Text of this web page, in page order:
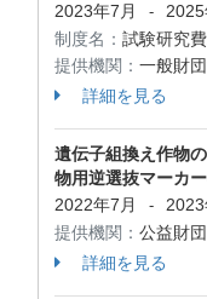
2023年7月
-
2025
制度名： 試験研究
提供機関： 一般財
詳細を見る
遺伝子組換え作物
物用逆選抜マーカ
2022年7月
-
2023
提供機関： 公益財
詳細を見る